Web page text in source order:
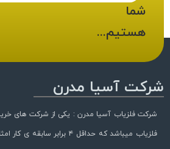
شما
هستیم...
شرکت آسیا مدرن
شرکت فلزیاب آسیا مدرن : یکی از شرکت های
فلزیاب میباشد که حداقل ۴